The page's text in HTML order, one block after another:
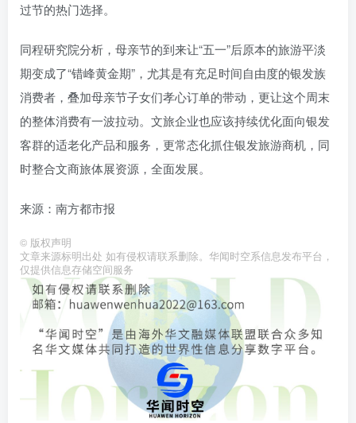
过节的热门选择。
同程研究院分析，母亲节的到来让“五一”后原本的旅游平淡
期变成了“错峰黄金期”，尤其是有充足时间自由度的银发族
消费者，叠加母亲节子女们孝心订单的带动，更让这个周末
的整体消费有一波拉动。文旅企业也应该持续优化面向银发
客群的适老化产品和服务，更常态化抓住银发旅游商机，同
时整合文商旅体展资源，全面发展。
来源：南方都市报
© 版权声明
文章来源标明出处 如有侵权请联系删除。华闻时空系信息发布平台，
仅提供信息存储空间服务